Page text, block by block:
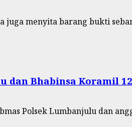
juga menyita barang bukti
dan Bhabinsa Koramil
Polsek Lumbanjulu dan